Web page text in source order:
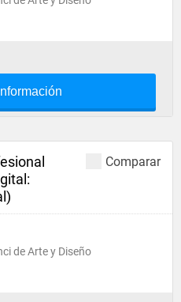
Comparar
de Arte y Diseño